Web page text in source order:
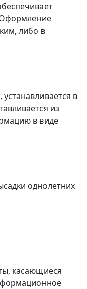
Оформление
либо в
в
из
в виде
однолетних
касающиеся